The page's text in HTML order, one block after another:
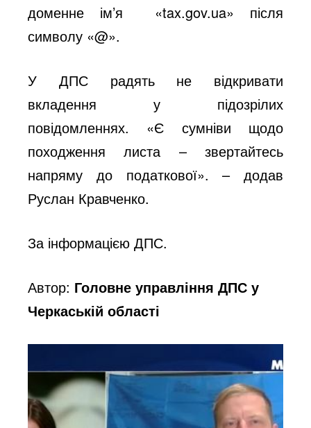
доменне ім’я «tax.gov.ua» після
символу «@».
У ДПС радять не відкривати
вкладення у підозрілих
повідомленнях. «Є сумніви щодо
походження листа – звертайтесь
напряму до податкової». – додав
Руслан Кравченко.
За інформацією ДПС.
Автор: Головне управління ДПС у
Черкаській області